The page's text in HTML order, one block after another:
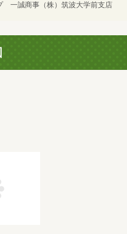
一誠商事（株）筑波大学前支店